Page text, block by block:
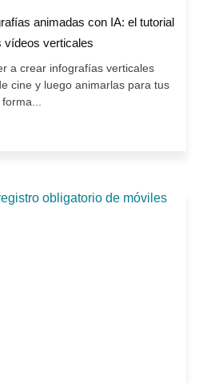
animadas con IA: el tutorial
vídeos verticales
a crear infografías verticales
cine y luego animarlas para tus